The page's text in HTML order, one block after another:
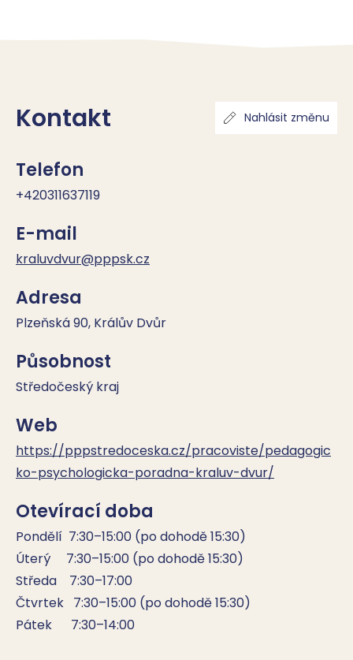
Kontakt Nahlásit změnu
Telefon
+420311637119
E-mail
kraluvdvur@pppsk.cz
Adresa
Plzeňská 90, Králův Dvůr
Působnost
Středočeský kraj
Web
https://pppstredoceska.cz/pracoviste/pedagogic
ko-psychologicka-poradna-kraluv-dvur/
Otevírací doba
Pondělí  7:30–15:00 (po dohodě 15:30)
Úterý     7:30–15:00 (po dohodě 15:30)
Středa    7:30–17:00
Čtvrtek   7:30–15:00 (po dohodě 15:30)
Pátek      7:30–14:00